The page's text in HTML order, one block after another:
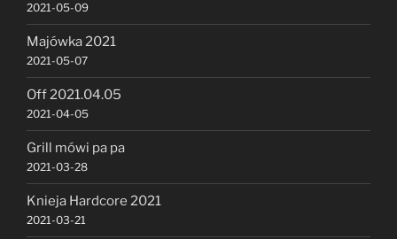
2021-05-09
Majówka 2021
2021-05-07
Off 2021.04.05
2021-04-05
Grill mówi pa pa
2021-03-28
Knieja Hardcore 2021
2021-03-21